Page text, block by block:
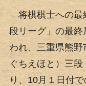
将棋棋士への最
段リーグ」の最
われ、三重県熊
ぐちえほと）三
り、10月１日付